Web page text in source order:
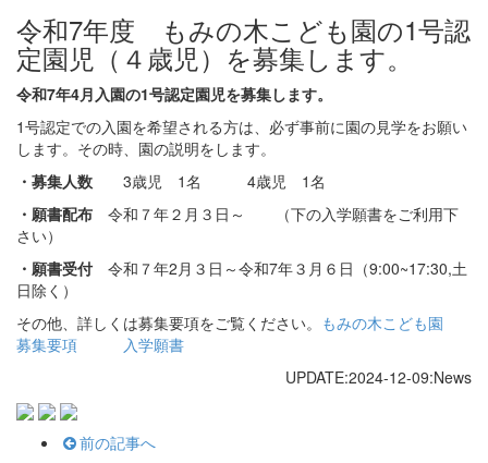
令和7年度 もみの木こども園の1号認
定園児（４歳児）を募集します。
令和7年4月入園の1号認定園児を募集します。
1号認定での入園を希望される方は、必ず事前に園の見学をお願い
します。その時、園の説明をします。
・募集人数 3歳児 1名 4歳児 1名
・願書配布 令和７年２月３日～ （下の入学願書をご利用下
さい）
・願書受付 令和７年2月３日～令和7年３月６日（9:00~17:30,土
日除く）
その他、詳しくは募集要項をご覧ください。 もみの木こども園
募集要項
入学願書
UPDATE:2024-12-09:News
前の記事へ